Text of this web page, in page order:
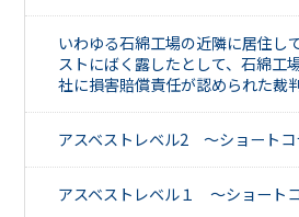
いわゆる石綿工場の近隣に居住し
ストにばく露したとして、石綿工
社に損害賠償責任が認められた裁
アスベストレベル2 ～ショート
アスベストレベル１ ～ショート